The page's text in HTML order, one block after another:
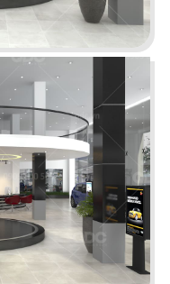
đại với gam màu
sự sang trọng,